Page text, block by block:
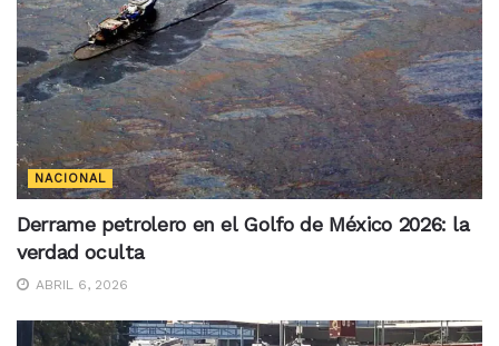
NACIONAL
Derrame petrolero en el Golfo de México 2026: la
verdad oculta
ABRIL 6, 2026